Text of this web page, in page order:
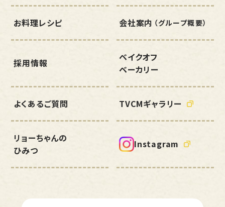
お料理レシピ 会社案内 （グループ概要）
採用情報
ベイクオフ
ベーカリー
よくあるご質問 TVCMギャラリー
リョーちゃんの
ひみつ
Instagram